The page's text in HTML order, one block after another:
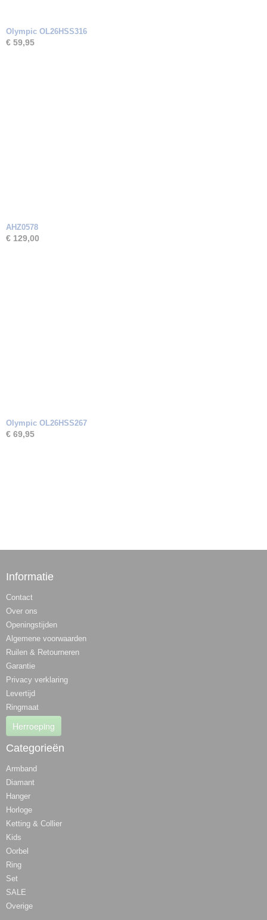
Olympic OL26HSS316
€ 59,95
AHZ0578
€ 129,00
Olympic OL26HSS267
€ 69,95
Informatie
Contact
Over ons
Openingstijden
Algemene voorwaarden
Ruilen & Retourneren
Garantie
Privacy verklaring
Levertijd
Ringmaat
Herroeping
Categorieën
Armband
Diamant
Hanger
Horloge
Ketting & Collier
Kids
Oorbel
Ring
Set
SALE
Overige